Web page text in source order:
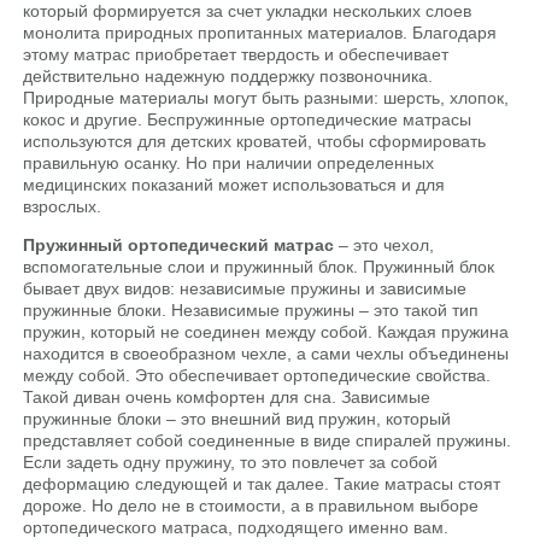
который формируется за счет укладки нескольких слоев
монолита природных пропитанных материалов. Благодаря
этому матрас приобретает твердость и обеспечивает
действительно надежную поддержку позвоночника.
Природные материалы могут быть разными: шерсть, хлопок,
кокос и другие. Беспружинные ортопедические матрасы
используются для детских кроватей, чтобы сформировать
правильную осанку. Но при наличии определенных
медицинских показаний может использоваться и для
взрослых.
Пружинный ортопедический матрас – это чехол,
вспомогательные слои и пружинный блок. Пружинный блок
бывает двух видов: независимые пружины и зависимые
пружинные блоки. Независимые пружины – это такой тип
пружин, который не соединен между собой. Каждая пружина
находится в своеобразном чехле, а сами чехлы объединены
между собой. Это обеспечивает ортопедические свойства.
Такой диван очень комфортен для сна. Зависимые
пружинные блоки – это внешний вид пружин, который
представляет собой соединенные в виде спиралей пружины.
Если задеть одну пружину, то это повлечет за собой
деформацию следующей и так далее. Такие матрасы стоят
дороже. Но дело не в стоимости, а в правильном выборе
ортопедического матраса, подходящего именно вам.